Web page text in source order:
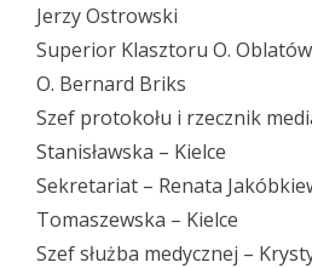
Jerzy Ostrowski
Superior Klasztoru O.
O. Bernard Briks
Szef protokołu i rzecznik
Stanisławska – Kielce
Sekretariat – Renata
Tomaszewska – Kielce
Szef służba medycznej –